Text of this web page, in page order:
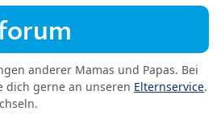
anderer Mamas und Papas. Bei
dich gerne an unseren Elternservice.